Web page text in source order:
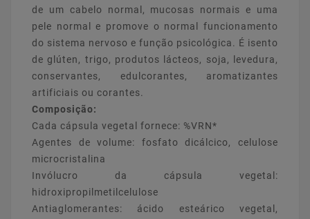
de um cabelo normal, mucosas normais e uma
pele normal e promove o normal funcionamento
do sistema nervoso e função psicológica. É isento
de glúten, trigo, produtos lácteos, soja, levedura,
conservantes, edulcorantes, aromatizantes
artificiais ou corantes.
Composição:
Cada cápsula vegetal fornece: %VRN*
Agentes de volume: fosfato dicálcico, celulose
microcristalina
Invólucro da cápsula vegetal:
hidroxipropilmetilcelulose
Antiaglomerantes: ácido esteárico vegetal,